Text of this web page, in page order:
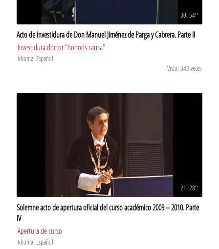
30' 54''
Acto de investidura de Don Manuel Jiménez de Parga y Cabrera. Parte II
Investidura doctor "honoris causa"
Idioma: Español
Visto: 343 veces
21' 28''
Solemne acto de apertura oficial del curso académico 2009 – 2010. Parte
IV
Apertura de curso
Idioma: Español